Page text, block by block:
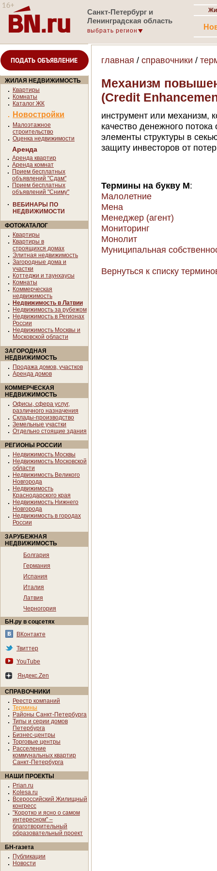
Санкт-Петербург и
Ленинградская область
выбрать регион
ПОДАТЬ ОБЪЯВЛЕНИЕ
ЖИЛАЯ НЕДВИЖИМОСТЬ
Квартиры
Комнаты
Каталог ЖК
Новостройки
Малоэтажное
строительство
Оценка недвижимости
Аренда
Аренда квартир
Аренда комнат
Прием бесплатных
объявлений "Сдам"
Прием бесплатных
объявлений "Сниму"
ВЕБИНАРЫ ПО
НЕДВИЖИМОСТИ
ФОТОКАТАЛОГ
Квартиры
Квартиры в
строящихся домах
Элитная недвижимость
Загородные дома и
участки
Коттеджи и таунхаусы
Комнаты
Коммерческая
недвижимость
Недвижимость в Латвии
Недвижимость за рубежом
Недвижимость в Регионах
России
Недвижимость Москвы и
Московской области
ЗАГОРОДНАЯ
НЕДВИЖИМОСТЬ
Продажа домов, участков
Аренда домов
КОММЕРЧЕСКАЯ
НЕДВИЖИМОСТЬ
Офисы, сфера услуг,
различного назначения
Склады-производство
Земельные участки
Отдельно стоящие здания
РЕГИОНЫ РОССИИ
Недвижимость Москвы
Недвижимость Московской
области
Недвижимость Великого
Новгорода
Недвижимость
Краснодарского края
Недвижимость Нижнего
Новгорода
Недвижимость в городах
России
ЗАРУБЕЖНАЯ
НЕДВИЖИМОСТЬ
Болгария
Германия
Испания
Италия
Латвия
Черногория
БН.ру в соцсетях
ВКонтакте
Твиттер
YouTube
Яндекс.Zen
СПРАВОЧНИКИ
Реестр компаний
Термины
Районы Санкт-Петербурга
Типы и серии домов
Петербурга
Бизнес-центры
Торговые центры
Расселение
коммунальных квартир
Санкт-Петербурга
НАШИ ПРОЕКТЫ
Prian.ru
Kolesa.ru
Всероссийский Жилищный
конгресс
"Коротко и ясно о самом
интересном" –
благотворительный
образовательный проект
БН-газета
Публикации
Новости
главная / справочники /
Механизм
(Credit
инструмент или механизм,
качество денежного
элементы структуры в
защиту инвесторов от
Термины на букву М:
Малолетние
Мена
Менеджер (агент)
Мониторинг
Монолит
Муниципальная
Вернуться к списку